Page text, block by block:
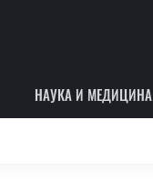
НАУКА И МЕДИЦИНА